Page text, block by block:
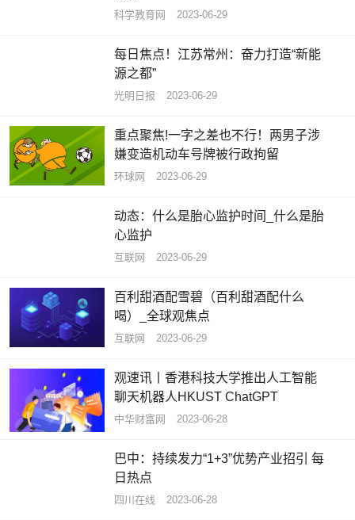
科学教育网 2023-06-29
每日焦点！江苏常州：奋力打造“新能
源之都”
光明日报 2023-06-29
重点聚焦!一字之差也不行！两男子涉
嫌变造机动车号牌被行政拘留
环球网 2023-06-29
动态：什么是胎心监护时间_什么是胎
心监护
互联网 2023-06-29
百利甜酒配雪碧（百利甜酒配什么
喝）_全球观焦点
互联网 2023-06-29
观速讯丨香港科技大学推出人工智能
聊天机器人HKUST ChatGPT
中华财富网 2023-06-28
巴中：持续发力“1+3”优势产业招引 每
日热点
四川在线 2023-06-28